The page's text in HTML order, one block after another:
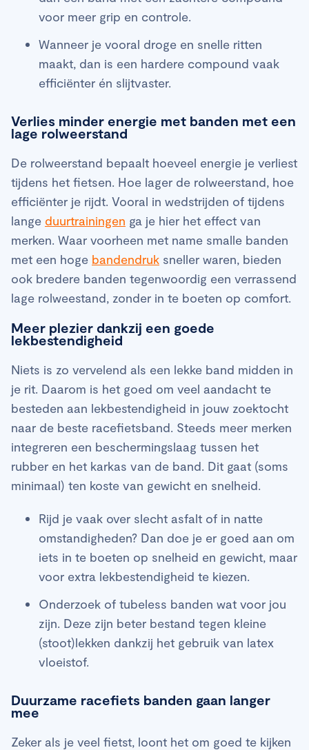
voor meer grip en controle.
Wanneer je vooral droge en snelle ritten
maakt, dan is een hardere compound vaak
efficiënter én slijtvaster.
Verlies minder energie met banden met een
lage rolweerstand
De rolweerstand bepaalt hoeveel energie je verliest
tijdens het fietsen. Hoe lager de rolweerstand, hoe
efficiënter je rijdt. Vooral in wedstrijden of tijdens
lange duurtrainingen ga je hier het effect van
merken. Waar voorheen met name smalle banden
met een hoge bandendruk sneller waren, bieden
ook bredere banden tegenwoordig een verrassend
lage rolweestand, zonder in te boeten op comfort.
Meer plezier dankzij een goede
lekbestendigheid
Niets is zo vervelend als een lekke band midden in
je rit. Daarom is het goed om veel aandacht te
besteden aan lekbestendigheid in jouw zoektocht
naar de beste racefietsband. Steeds meer merken
integreren een beschermingslaag tussen het
rubber en het karkas van de band. Dit gaat (soms
minimaal) ten koste van gewicht en snelheid.
Rijd je vaak over slecht asfalt of in natte
omstandigheden? Dan doe je er goed aan om
iets in te boeten op snelheid en gewicht, maar
voor extra lekbestendigheid te kiezen.
Onderzoek of tubeless banden wat voor jou
zijn. Deze zijn beter bestand tegen kleine
(stoot)lekken dankzij het gebruik van latex
vloeistof.
Duurzame racefiets banden gaan langer
mee
Zeker als je veel fietst, loont het om goed te kijken